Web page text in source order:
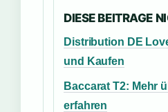
DIESE BEITRAGE
Distribution DE
und Kaufen
Baccarat T2: Mehr
erfahren